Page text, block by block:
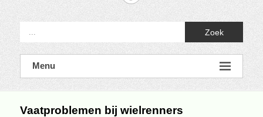
Zoek
Menu
Vaatproblemen bij wielrenners